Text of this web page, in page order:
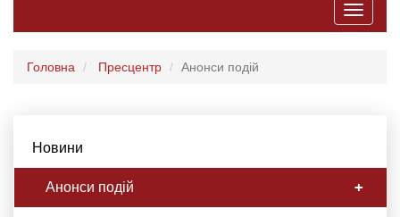
Toggle
Головна Пресцентр Анонси подій
Новини
Анонси подій